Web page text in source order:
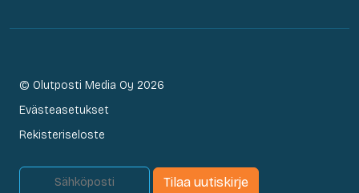
© Olutposti Media Oy 2026
Evästeasetukset
Rekisteriseloste
Tilaa uutiskirje